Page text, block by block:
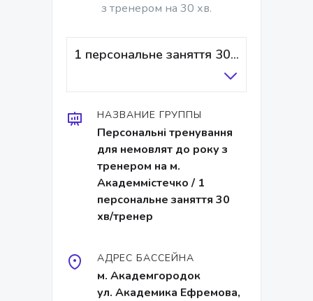
з тренером на 30 хв.
1 персональне заняття 30 хв/тренер
НАЗВАНИЕ ГРУППЫ
Персональні тренування
для немовлят до року з
тренером на м.
Академмістечко / 1
персональне заняття 30
хв/тренер
АДРЕС БАССЕЙНА
м. Академгородок
ул. Академика Ефремова,